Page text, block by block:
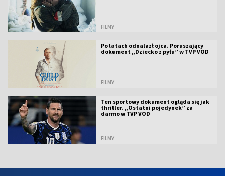
FILMY
Po latach odnalazł ojca. Poruszający
dokument „Dziecko z pyłu” w TVP VOD
FILMY
Ten sportowy dokument ogląda się jak
thriller. „Ostatni pojedynek” za
darmo w TVP VOD
FILMY